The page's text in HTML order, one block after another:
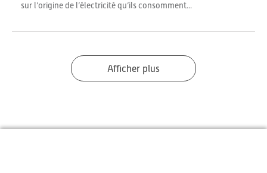
sur l’origine de l’électricité qu’ils consomment...
Afficher plus